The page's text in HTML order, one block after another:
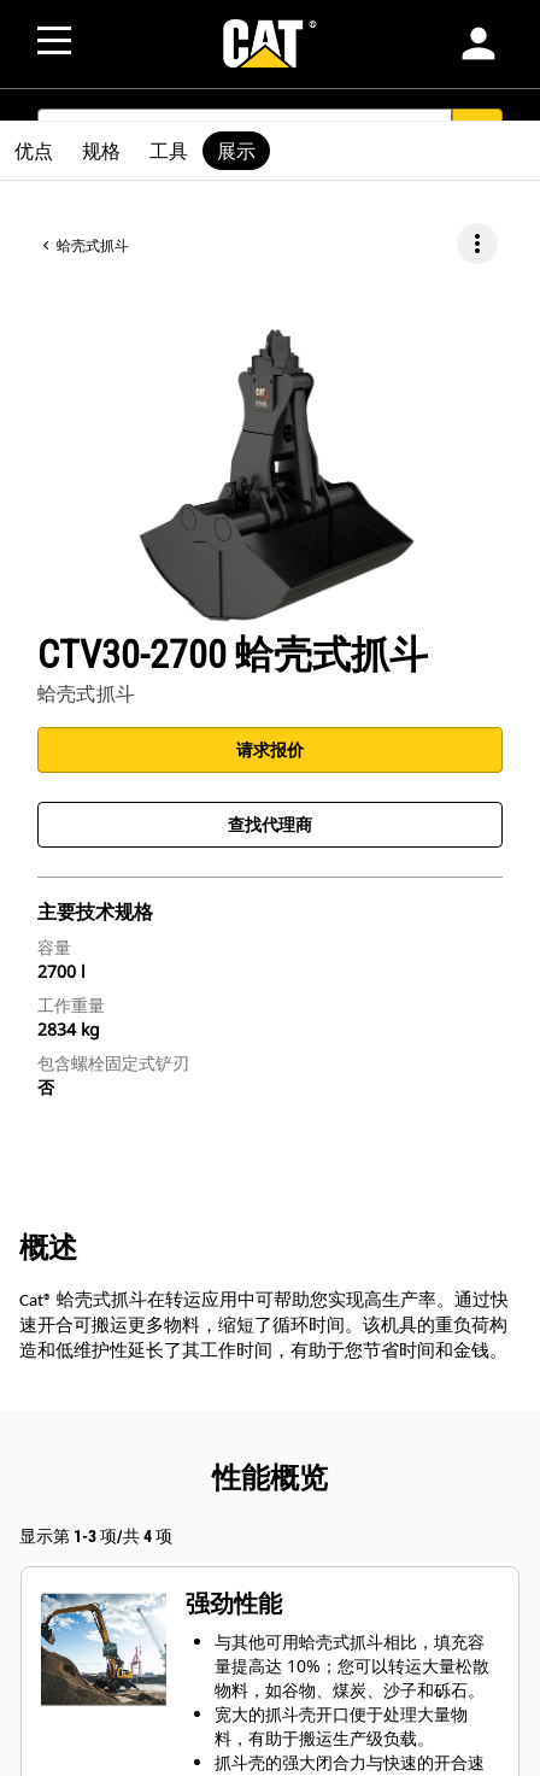
person
SEARCH
蛤壳式抓斗 more_vert
CTV30-2700 蛤壳式抓斗
蛤壳式抓斗
请求报价
查找代理商
主要技术规格
容量
2700 l
工作重量
2834 kg
包含螺栓固定式铲刃
否
优点 规格 工具 展示
概述
Cat® 蛤壳式抓斗在转运应用中可帮助您实现高生产率。通过快
速开合可搬运更多物料，缩短了循环时间。该机具的重负荷构
造和低维护性延长了其工作时间，有助于您节省时间和金钱。
性能概览
显示第 1-3 项/共 4 项
强劲性能
与其他可用蛤壳式抓斗相比，填充容
量提高达 10%；您可以转运大量松散
物料，如谷物、煤炭、沙子和砾石。
宽大的抓斗壳开口便于处理大量物
料，有助于搬运生产级负载。
抓斗壳的强大闭合力与快速的开合速